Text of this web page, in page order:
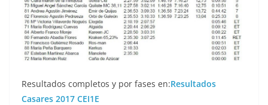
Resultados completos y por fases en:Resultados
Casares 2017 CEI1E